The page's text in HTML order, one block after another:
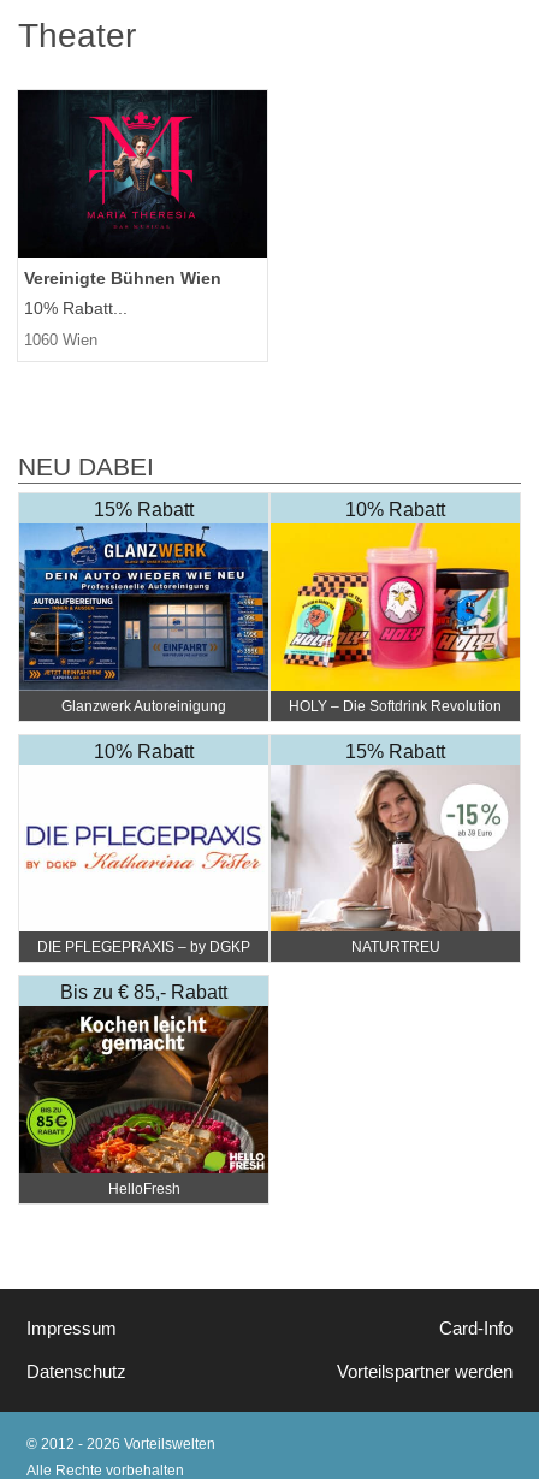
Theater
Vereinigte Bühnen Wien
10% Rabatt...
1060 Wien
NEU DABEI
15% Rabatt
Glanzwerk Autoreinigung
10% Rabatt
HOLY – Die Softdrink Revolution
10% Rabatt
DIE PFLEGEPRAXIS – by DGKP
15% Rabatt
NATURTREU
Bis zu € 85,- Rabatt
HelloFresh
Impressum
Datenschutz
Card-Info
Vorteilspartner werden
© 2012 - 2026 Vorteilswelten
Alle Rechte vorbehalten